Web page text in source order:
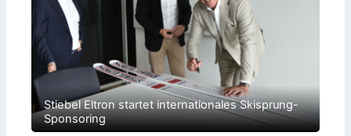
Stiebel Eltron startet internationales Skisprung-
Sponsoring